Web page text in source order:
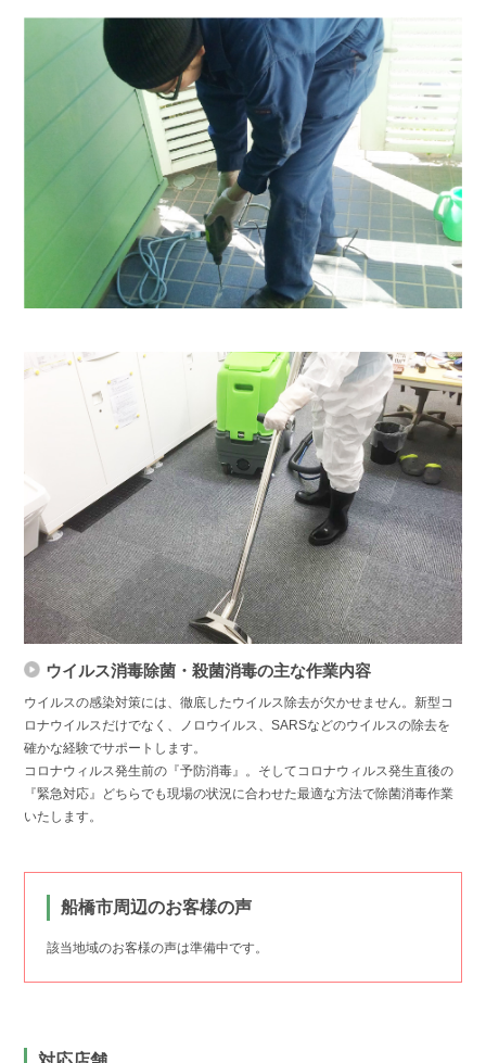
ウイルス消毒除菌・殺菌消毒の主な作業内容
ウイルスの感染対策には、徹底したウイルス除去が欠かせません。新型コ
ロナウイルスだけでなく、ノロウイルス、SARSなどのウイルスの除去を
確かな経験でサポートします。
コロナウィルス発生前の『予防消毒』。そしてコロナウィルス発生直後の
『緊急対応』どちらでも現場の状況に合わせた最適な方法で除菌消毒作業
いたします。
船橋市周辺のお客様の声
該当地域のお客様の声は準備中です。